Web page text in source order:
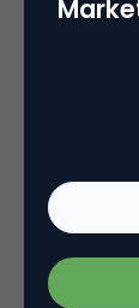
5.
Nederland